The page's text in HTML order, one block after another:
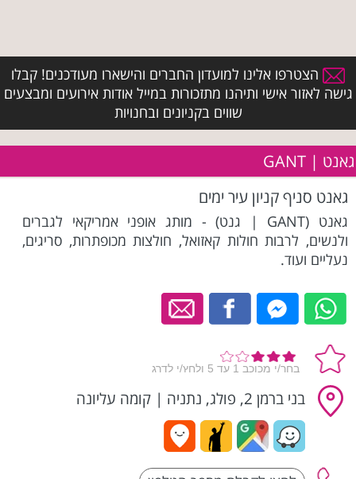
הצטרפו אלינו למועדון החברים והישארו מעודכנים! קבלו
גישה לאזור אישי ותיהנו מתזכורות במייל אודות אירועים ומבצעים
שווים בקניונים ובחנויות
גאנט | GANT
גאנט סניף קניון עיר ימים
גאנט (GANT | גנט) - מותג אופני אמריקאי לגברים
ולנשים, לרבות חולות קאזואל, חולצות מכופתרות, סריגים,
נעליים ועוד.
בני ברמן 2, פולג, נתניה | קומה עליונה